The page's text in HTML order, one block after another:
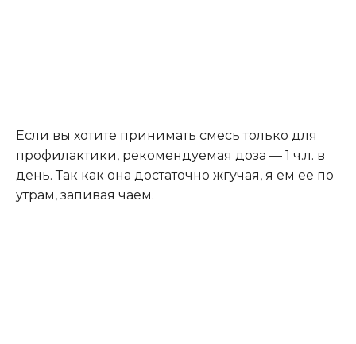
Если вы хотите принимать смесь только для
профилактики, рекомендуемая доза — 1 ч.л. в
день. Так как она достаточно жгучая, я ем ее по
утрам, запивая чаем.